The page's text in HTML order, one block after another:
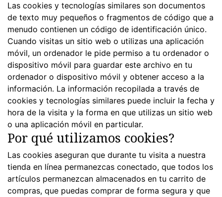
Las cookies y tecnologías similares son documentos
de texto muy pequeños o fragmentos de código que a
menudo contienen un código de identificación único.
Cuando visitas un sitio web o utilizas una aplicación
móvil, un ordenador le pide permiso a tu ordenador o
dispositivo móvil para guardar este archivo en tu
ordenador o dispositivo móvil y obtener acceso a la
información. La información recopilada a través de
cookies y tecnologías similares puede incluir la fecha y
hora de la visita y la forma en que utilizas un sitio web
o una aplicación móvil en particular.
Por qué utilizamos cookies?
Las cookies aseguran que durante tu visita a nuestra
tienda en línea permanezcas conectado, que todos los
artículos permanezcan almacenados en tu carrito de
compras, que puedas comprar de forma segura y que